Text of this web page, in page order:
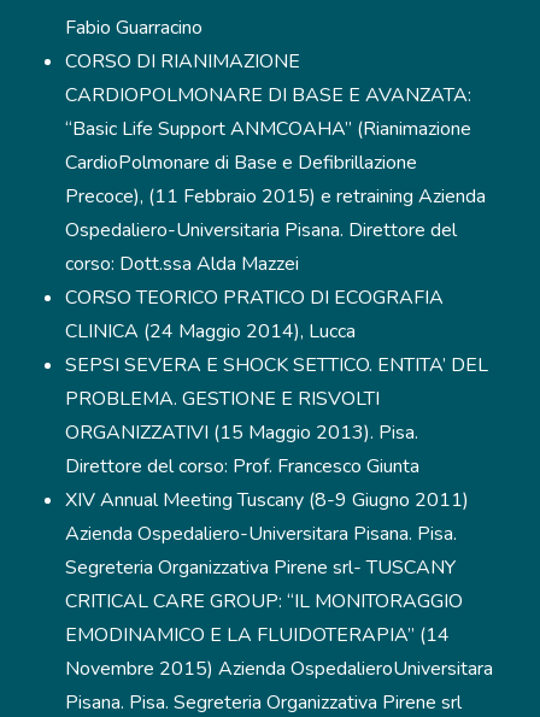
Fabio Guarracino
CORSO DI RIANIMAZIONE
CARDIOPOLMONARE DI BASE E AVANZATA:
“Basic Life Support ANMCOAHA” (Rianimazione
CardioPolmonare di Base e Defibrillazione
Precoce), (11 Febbraio 2015) e retraining Azienda
Ospedaliero-Universitaria Pisana. Direttore del
corso: Dott.ssa Alda Mazzei
CORSO TEORICO PRATICO DI ECOGRAFIA
CLINICA (24 Maggio 2014), Lucca
SEPSI SEVERA E SHOCK SETTICO. ENTITA’ DEL
PROBLEMA. GESTIONE E RISVOLTI
ORGANIZZATIVI (15 Maggio 2013). Pisa.
Direttore del corso: Prof. Francesco Giunta
XIV Annual Meeting Tuscany (8-9 Giugno 2011)
Azienda Ospedaliero-Universitara Pisana. Pisa.
Segreteria Organizzativa Pirene srl- TUSCANY
CRITICAL CARE GROUP: “IL MONITORAGGIO
EMODINAMICO E LA FLUIDOTERAPIA” (14
Novembre 2015) Azienda OspedalieroUniversitara
Pisana. Pisa. Segreteria Organizzativa Pirene srl